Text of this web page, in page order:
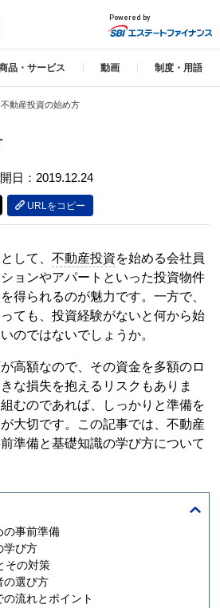
品・サービス 動画 制度・用語
不動産投資の始め方
日：2019.12.24
URLをコピー
して、不動産投資を始める会社員
ョンやアパートといった投資物件
得られるのが魅力です。一方で、
ても、投資経験がないと何から始
のではないでしょうか。
高額なので、その資金を多額のロ
な損失を抱えるリスクもありま
むのであれば、しっかりと準備を
大切です。この記事では、不動産
準備と基礎知識の学び方について
の事前準備
学び方
その対策
の選び方
流れとポイント